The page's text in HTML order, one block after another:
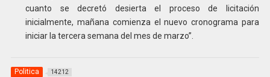
cuanto se decretó desierta el proceso de licitación
inicialmente, mañana comienza el nuevo cronograma para
iniciar la tercera semana del mes de marzo”.
Politica 14212